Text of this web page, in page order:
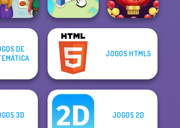
Cooking
Madness
State Connect
Bubble Shooter
DE
JOGOS HTML5
3D JOGOS 2D